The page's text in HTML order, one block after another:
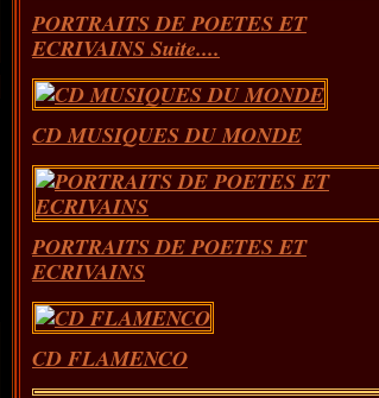
PORTRAITS DE POETES ET
ECRIVAINS Suite....
CD MUSIQUES DU MONDE
PORTRAITS DE POETES ET
ECRIVAINS
CD FLAMENCO